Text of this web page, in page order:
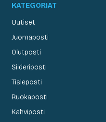
KATEGORIAT
Uutiset
Juomaposti
Olutposti
Siideriposti
Tisleposti
Ruokaposti
Kahviposti